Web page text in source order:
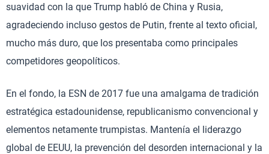
suavidad con la que Trump habló de China y Rusia,
agradeciendo incluso gestos de Putin, frente al texto oficial,
mucho más duro, que los presentaba como principales
competidores geopolíticos.
En el fondo, la ESN de 2017 fue una amalgama de tradición
estratégica estadounidense, republicanismo convencional y
elementos netamente trumpistas. Mantenía el liderazgo
global de EEUU, la prevención del desorden internacional y la